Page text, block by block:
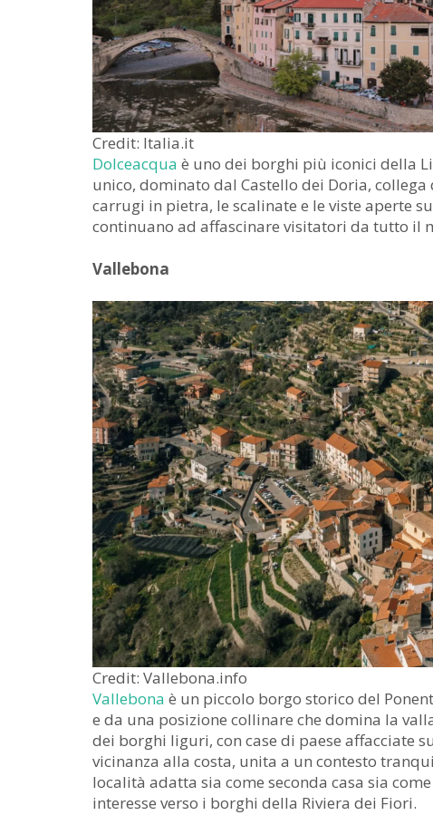
Credit: Italia.it
Dolceacqua è uno dei borghi più iconici della
unico, dominato dal Castello dei Doria,
carrugi in pietra, le scalinate e le viste aperte
continuano ad affascinare visitatori da tutto il
Vallebona
Credit: Vallebona.info
Vallebona è un piccolo borgo storico del
e da una posizione collinare che domina la
dei borghi liguri, con case di paese affacciate
vicinanza alla costa, unita a un contesto
località adatta sia come seconda casa sia
interesse verso i borghi della Riviera dei Fiori.